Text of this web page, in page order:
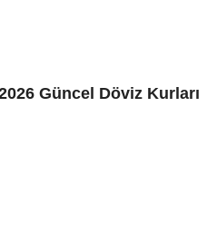
Güncel Döviz Kurları